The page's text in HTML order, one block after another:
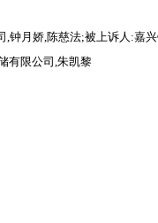
,钟月娇,陈慈法;被上诉人:嘉
有限公司,朱凯黎